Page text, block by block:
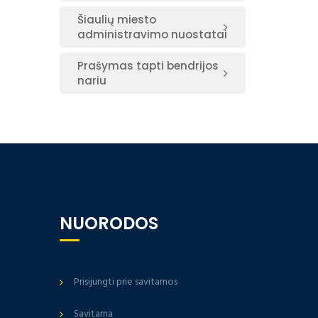
Šiaulių miesto
administravimo nuostatai
Prašymas tapti bendrijos
nariu
NUORODOS
Prisijungti prie savitarnos
Savitarna